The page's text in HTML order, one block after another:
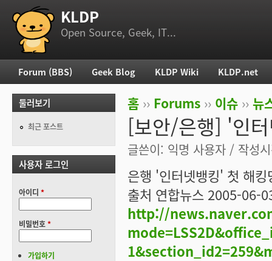
부 메뉴 KLDP
Open Source, Geek, IT...
현재 위치
홈 ›› Forums ›› 이슈 ›› 뉴
[보안/은행] '인
글쓴이: 익명 사용자 / 작성
은행 '인터넷뱅킹' 첫 해
출처 연합뉴스 2005-06-
http://
주 메뉴
Forum (BBS) Geek Blog KLDP Wiki KLDP.net
둘러보기
최근 포스트
사용자 로그인
아이디 *
비밀번호*
가입하기